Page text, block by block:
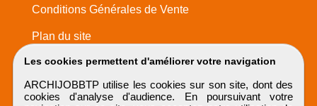
Les cookies permettent d'améliorer votre navigation
ARCHIJOBBTP utilise les cookies sur son site, dont des
cookies d'analyse d'audience. En poursuivant votre
Conditions Générales de Vente
Plan du site